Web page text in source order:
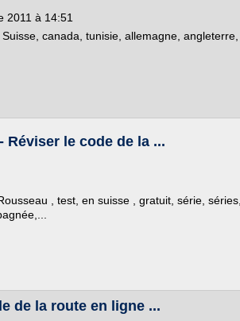
2011 à 14:51
canada, tunisie, allemagne, angleterre,
Réviser le code de la ...
, test, en suisse , gratuit, série, séries,
de la route en ligne ...